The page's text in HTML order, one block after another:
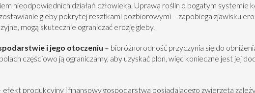
nieodpowiednich działań człowieka. Uprawa roślin o bogatym systemie
gleby pokrytej resztkami pozbiorowymi – zapobiega zjawisku
mogą skutecznie ograniczać erozję gleby.
i jego otoczeniu – bioróżnorodność przyczynia się do
częściowo ją ograniczamy, aby uzyskać plon, więc konieczne jest jej
efekt produkcyjny i finansowy gospodarstwa posiadającego zwierzęta